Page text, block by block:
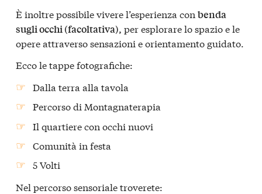
È inoltre possibile vivere l’esperienza con benda
sugli occhi (facoltativa), per esplorare lo spazio e le
opere attraverso sensazioni e orientamento guidato.
Ecco le tappe fotografiche:
Dalla terra alla tavola
Percorso di Montagnaterapia
Il quartiere con occhi nuovi
Comunità in festa
5 Volti
Nel percorso sensoriale troverete: